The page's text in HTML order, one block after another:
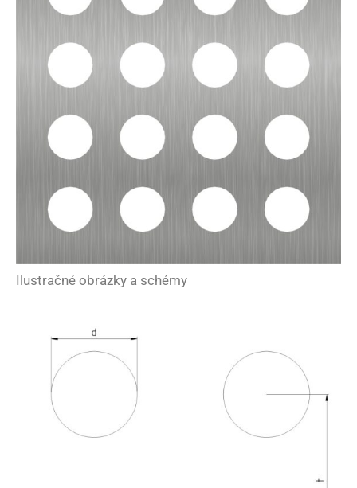
Ilustračné obrázky a schémy